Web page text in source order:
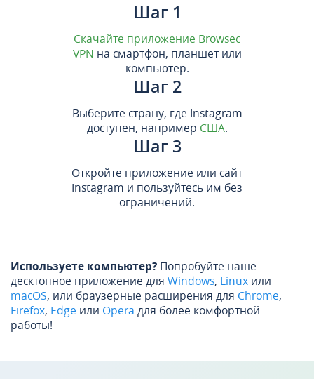
Шаг 1
Скачайте приложение Browsec
VPN на смартфон, планшет или
компьютер.
Шаг 2
Выберите страну, где Instagram
доступен, например США.
Шаг 3
Откройте приложение или сайт
Instagram и пользуйтесь им без
ограничений.
Используете компьютер? Попробуйте наше
десктопное приложение для Windows, Linux или
macOS, или браузерные расширения для Chrome,
Firefox, Edge или Opera для более комфортной
работы!